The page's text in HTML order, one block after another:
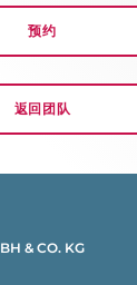
预约
返回团队
& CO. KG